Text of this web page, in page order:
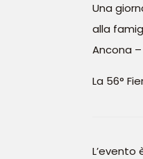
Una
alla
Ancona
La 56°